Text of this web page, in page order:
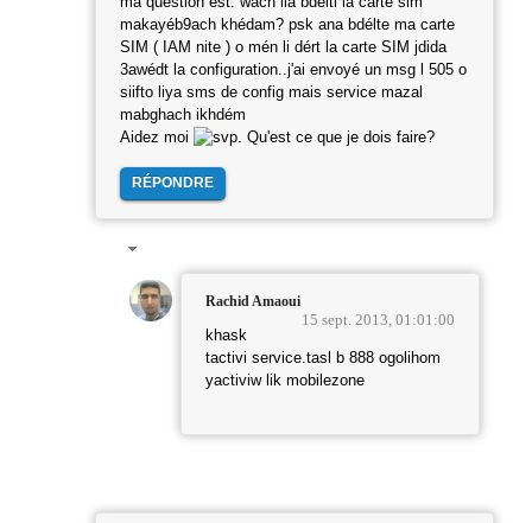
makayéb9ach khédam? psk ana bdélte ma carte
SIM ( IAM nite ) o mén li dért la carte SIM jdida
3awédt la configuration..j'ai envoyé un msg l 505 o
siifto liya sms de config mais service mazal
mabghach ikhdém
Aidez moi
. Qu'est ce que je dois faire?
RÉPONDRE
Rachid Amaoui
15 sept. 2013, 01:01:00
khask
tactivi service.tasl b 888 ogolihom
yactiviw lik mobilezone